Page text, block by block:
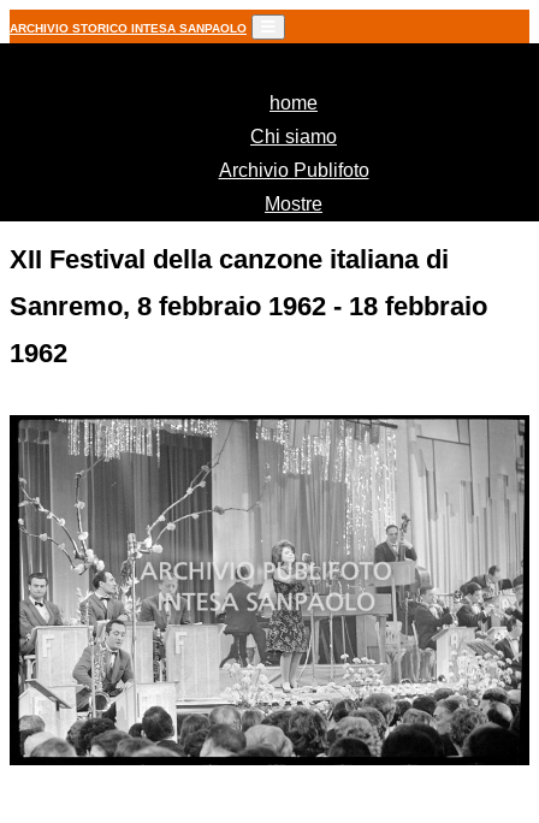
ARCHIVIO STORICO INTESA SANPAOLO
home(current)
Chi siamo
Archivio Publifoto
Mostre
XII Festival della canzone italiana di
Sanremo, 8 febbraio 1962 - 18 febbraio
1962